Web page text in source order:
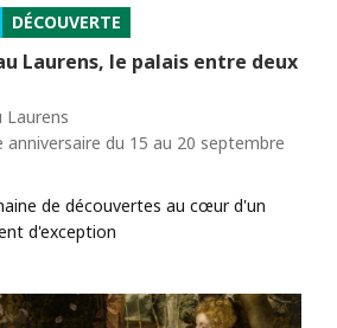
DÉCOUVERTE
Laurens, le palais entre deux
Laurens
anniversaire du 15 au 20 septembre
de découvertes au cœur d'un
d'exception